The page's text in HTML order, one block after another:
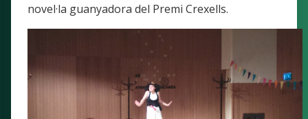
novel·la guanyadora del Premi Crexells.